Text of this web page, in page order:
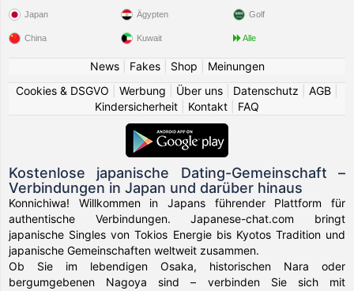
Japan
China
Ägypten
Kuwait
Golf
Alle
News| Fakes| Shop
Meinungen
Cookies & DSGVO
Werbung Über uns Datenschutz AGB
Kindersicherheit
Kontakt FAQ
Kostenlose japanische Dating-Gemeinschaft –
Verbindungen in Japan und darüber hinaus
Konnichiwa! Willkommen in Japans führender Plattform für
authentische Verbindungen. Japanese-chat.com bringt
japanische Singles von Tokios Energie bis Kyotos Tradition und
japanische Gemeinschaften weltweit zusammen.
Ob Sie im lebendigen Osaka, historischen Nara oder
bergumgebenen Nagoya sind – verbinden Sie sich mit